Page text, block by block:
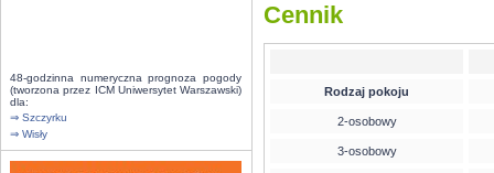
Cennik
Rodzaj pokoju
2-osobowy
3-osobowy
48-godzinna numeryczna prognoza pogody
(tworzona przez ICM Uniwersytet Warszawski)
dla:
⇒ Szczyrku
⇒ Wisły